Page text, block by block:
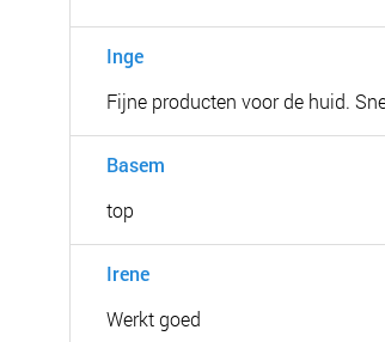
Inge
Fijne producten voor de huid.
Basem
top
Irene
Werkt goed